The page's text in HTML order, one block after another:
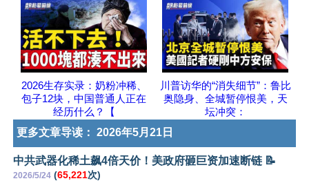
2026生存实录：奶粉冲稀、
包子12块，中国普通人正在
经历什么？【
川普访华的“消失细节”：鲁比
奥隐身、全城暂停恨美，天
坛冲突：
更多文章导读： 2026年5月21日
中共武器化稀土飙4倍天价！美政府砸巨资加速断链 📝
2026/5/24 (65,221次)